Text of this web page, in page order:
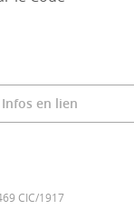
Infos en lien
CIC/1917